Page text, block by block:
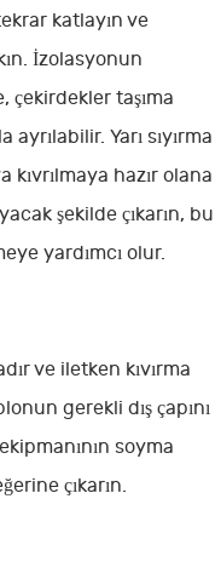
katlayın ve
İzolasyonun
çekirdekler taşıma
ayrılabilir. Yarı sıyırma
kıvrılmaya hazır olana
şekilde çıkarın, bu
yardımcı olur.
ve iletken kıvırma
gerekli dış çapını
soyma
çıkarın.